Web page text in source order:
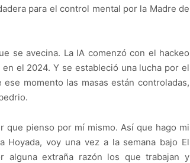
para el control mental por la Madre de
se avecina. La IA comenzó con el hackeo
el 2024. Y se estableció una lucha por el
momento las masas están controladas,
que pienso por mí mismo. Así que hago mi
voy una vez a la semana bajo El
alguna extraña razón los que trabajan y